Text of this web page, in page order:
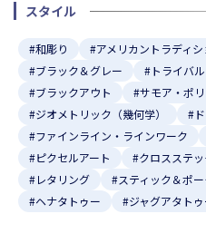
スタイル
#和彫り #アメリカントラディシ
#ブラック＆グレー
#トライバ
#ブラックアウト
#サモア・ポ
#ジオメトリック（幾何学）
#
#ファインライン・ラインワーク
#ピクセルアート
#クロスステッ
#レタリング
#スティック＆ポー
#ヘナタトゥー
#ジャグアタトゥ